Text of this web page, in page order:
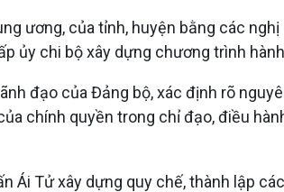
ương, của tỉnh, huyện bằng các
ủy chi bộ xây dựng chương trình
đạo của Đảng bộ, xác định rõ
chính quyền trong chỉ đạo, điều
Ái Tử xây dựng quy chế, thành lập